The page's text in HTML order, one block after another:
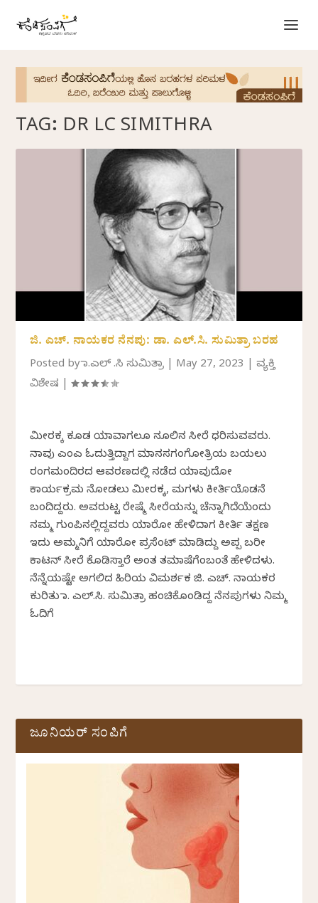
TAG: DR LC SIMITHRA
ಜಿ. ಎಚ್. ನಾಯಕರ ನೆನಪು: ಡಾ. ಎಲ್.ಸಿ. ಸುಮಿತ್ರಾ ಬರಹ
Posted byಡಾ.ಎಲ್ .ಸಿ ಸುಮಿತ್ರಾ May 27, 2023 |ವ್ಯಕ್ತಿ
ವಿಶೇಷ |
ಮೀರಕ್ಕ ಕೂಡ ಯಾವಾಗಲೂ ನೂಲಿನ ಸೀರೆ ಧರಿಸುವವರು.
ನಾವು ಎಂಎ ಓದುತ್ತಿದ್ದಾಗ ಮಾನಸಗಂಗೋತ್ರಿಯ ಬಯಲು
ರಂಗಮಂದಿರದ ಆವರಣದಲ್ಲಿ ನಡೆದ ಯಾವುದೋ
ಕಾರ್ಯಕ್ರಮ ನೋಡಲು ಮೀರಕ್ಕ, ಮಗಳು ಕೀರ್ತಿಯೊಡನೆ
ಬಂದಿದ್ದರು. ಅವರುಟ್ಟ ರೇಷ್ಮೆ ಸೀರೆಯನ್ನು ಚೆನ್ನಾಗಿದೆಯೆಂದು
ನಮ್ಮ ಗುಂಪಿನಲ್ಲಿದ್ದವರು ಯಾರೋ ಹೇಳಿದಾಗ ಕೀರ್ತಿ ತಕ್ಷಣ
ಇದು ಅಮ್ಮನಿಗೆ ಯಾರೋ ಪ್ರಸೆಂಟ್ ಮಾಡಿದ್ದು ಅಪ್ಪ ಬರೀ
ಕಾಟನ್ ಸೀರೆ ಕೊಡಿಸ್ತಾರೆ ಅಂತ ತಮಾಷೆಗೆಂಬಂತೆ ಹೇಳಿದಳು.
ನೆನ್ನೆಯಷ್ಟೇ ಅಗಲಿದ ಹಿರಿಯ ವಿಮರ್ಶಕ ಜಿ. ಎಚ್. ನಾಯಕರ
ಕುರಿತು ಡಾ. ಎಲ್.ಸಿ. ಸುಮಿತ್ರಾ ಹಂಚಿಕೊಂಡಿದ್ದ ನೆನಪುಗಳು ನಿಮ್ಮ
ಓದಿಗೆ
ಜೂನಿಯರ್ ಸಂಪಿಗೆ